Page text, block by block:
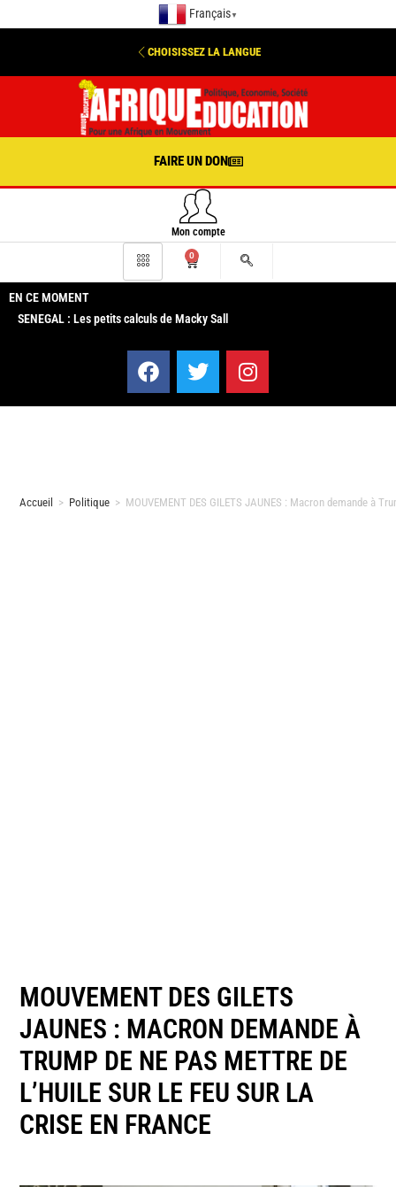
Français ▼
CHOISISSEZ LA LANGUE
FAIRE UN DON
Mon compte
0
EN CE MOMENT
SENEGAL : Les petits calculs de Macky Sall
Accueil > Politique > MOUVEMENT DES GILETS JAUNES : Macron demande à
MOUVEMENT DES GILETS
JAUNES : MACRON DEMANDE À
TRUMP DE NE PAS METTRE DE
L’HUILE SUR LE FEU SUR LA
CRISE EN FRANCE